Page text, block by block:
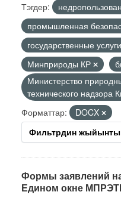
Тэгдер:
промышленная
государственные услуги
Минприроды КР
Министерство
технического надзора
Форматтар:
DOCX
Фильтрдин
Формы заявлений
Едином окне